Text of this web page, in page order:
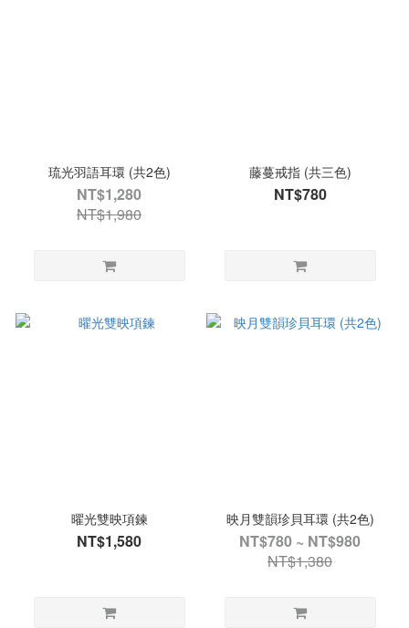
琉光羽語耳環 (共2色)
NT$1,280
NT$1,980
藤蔓戒指 (共三色)
NT$780
曜光雙映項鍊
NT$1,580
映月雙韻珍貝耳環 (共2色)
NT$780 ~ NT$980
NT$1,380